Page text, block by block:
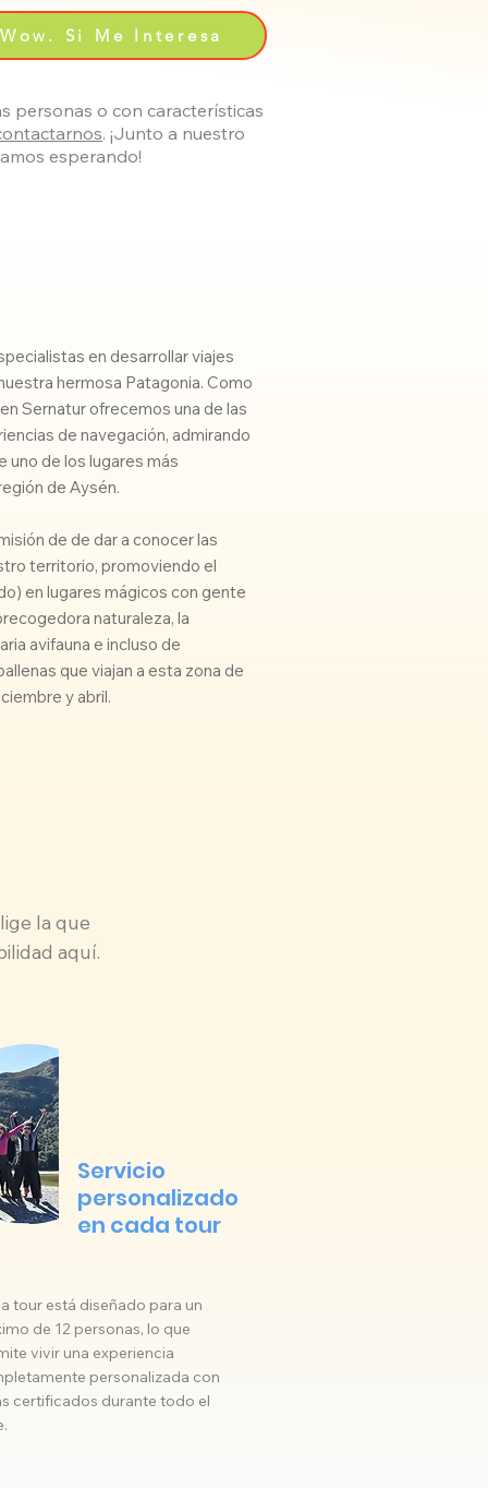
Wow. Si Me Interesa
personas o con características
. ¡Junto a nuestro
esperando!
en desarrollar viajes
hermosa Patagonia. Como
Sernatur ofrecemos una de las
de navegación, admirando
uno de los lugares más
de Aysén.
de de dar a conocer las
territorio, promoviendo el
en lugares mágicos con gente
naturaleza, la
avifauna e incluso de
que viajan a esta zona de
y abril.
la que
aquí.
Servicio
personalizado
en cada tour
tour está diseñado para un
de 12 personas, lo que
vivir una experiencia
personalizada con
certificados durante todo el